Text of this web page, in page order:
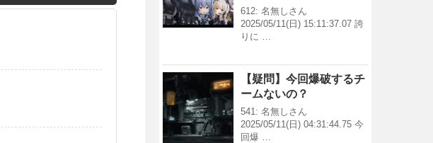
612: 名無しさん
2025/05/11(日) 15:11:37.07 誇
りに …
【疑問】今回爆破するチ
ームないの？
541: 名無しさん
2025/05/11(日) 04:31:44.75 今
回爆 …